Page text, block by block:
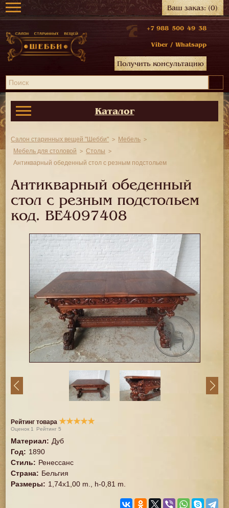
Ваш заказ:(0)
+7 988 500 49 38
Viber / Whatsapp
Получить консультацию
Каталог
Салон старинных вещей "Шебби"
Мебель
Мебель для столовой
Столы
Антикварный обеденный стол с резным подстольем
Антикварный обеденный
стол с резным подстольем
код. BE4097408
Рейтинг товара ★★★★★
Оценок 1 Рейтинг5
Материал: Дуб
Год: 1890
Стиль: Ренессанс
Страна: Бельгия
Размеры: 1,74x1,00 m., h-0,81 m.